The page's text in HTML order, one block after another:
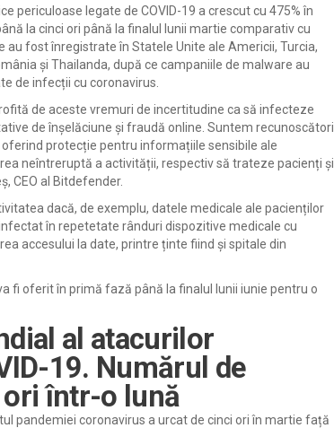
periculoase legate de COVID-19 a crescut cu 475% în
la cinci ori până la finalul lunii martie comparativ cu
fost înregistrate în Statele Unite ale Americii, Turcia,
și Thailanda, după ce campaniile de malware au
de infecții cu coronavirus.
de aceste vremuri de incertitudine ca să infecteze
de înșelăciune și fraudă online. Suntem recunoscători
protecție pentru informațiile sensibile ale
neîntreruptă a activității, respectiv să trateze pacienți și
CEO al Bitdefender.
dacă, de exemplu, datele medicale ale pacienților
în repetetate rânduri dispozitive medicale cu
accesului la date, printre ținte fiind și spitale din
fi oferit în primă fază până la finalul lunii iunie pentru o
al atacurilor
19. Numărul de
într-o lună
pandemiei coronavirus a urcat de cinci ori în martie față